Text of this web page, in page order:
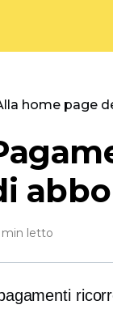
home page
min letto